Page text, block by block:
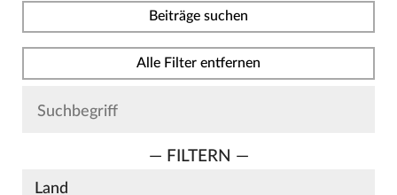
Beiträge suchen
Alle Filter entfernen
— FILTERN —
Land